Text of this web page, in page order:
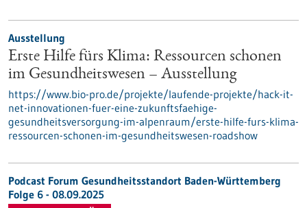
Ausstellung
Erste Hilfe fürs Klima: Ressourcen schonen
im Gesundheitswesen – Ausstellung
https://www.bio-pro.de/projekte/laufende-projekte/hack-it-
net-innovationen-fuer-eine-zukunftsfaehige-
gesundheitsversorgung-im-alpenraum/erste-hilfe-furs-klima-
ressourcen-schonen-im-gesundheitswesen-roadshow
Podcast Forum Gesundheitsstandort Baden-Württemberg
Folge 6 - 08.09.2025